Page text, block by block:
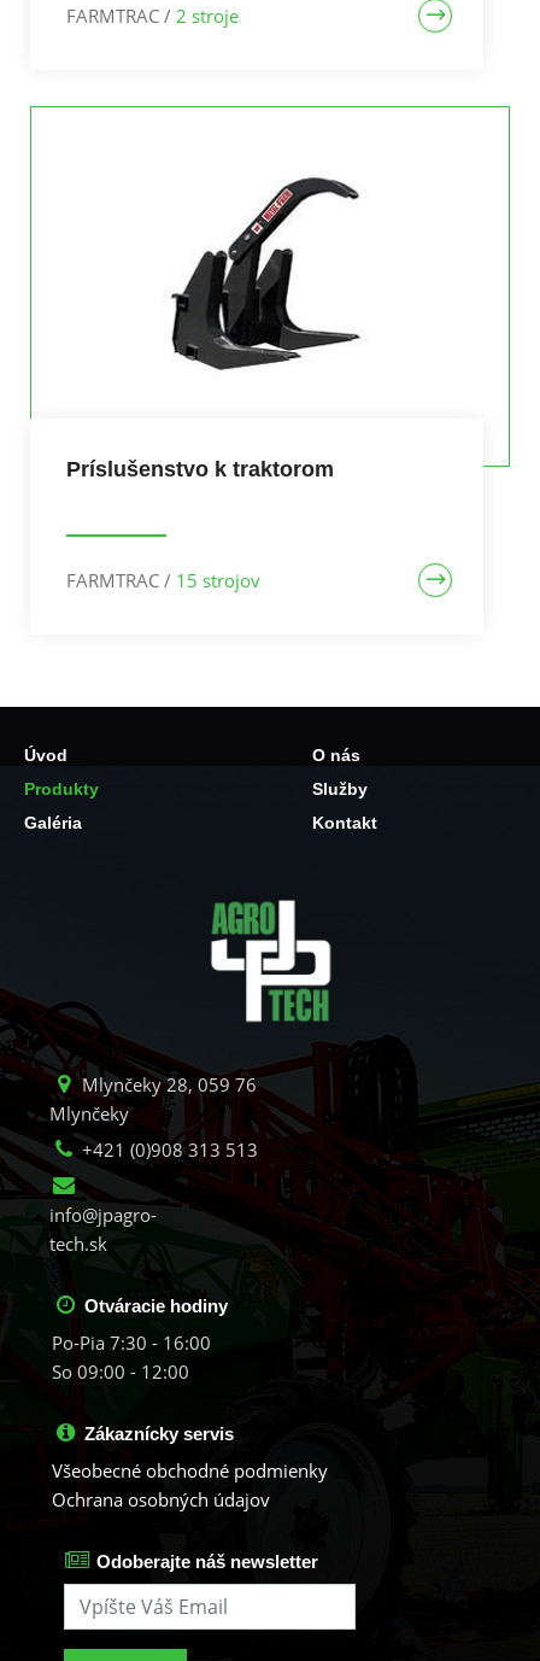
FARMTRAC / 2 stroje
Príslušenstvo k traktorom
FARMTRAC / 15 strojov
Úvod
O nás
Produkty
Služby
Galéria
Kontakt
Mlynčeky 28, 059 76
Mlynčeky
+421 (0)908 313 513
info@jpagro-
tech.sk
Otváracie hodiny
Po-Pia 7:30 - 16:00
So 09:00 - 12:00
Zákaznícky servis
Všeobecné obchodné podmienky
Ochrana osobných údajov
Odoberajte náš newsletter